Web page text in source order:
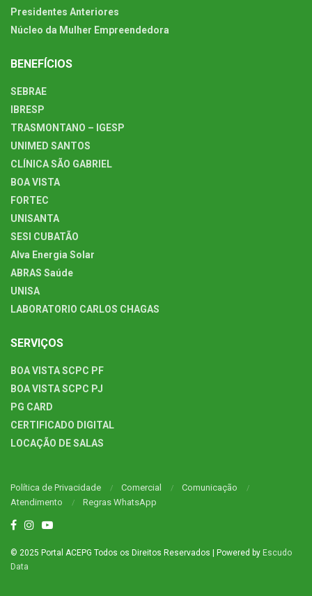
Presidentes Anteriores
Núcleo da Mulher Empreendedora
BENEFÍCIOS
SEBRAE
IBRESP
TRASMONTANO – IGESP
UNIMED SANTOS
CLÍNICA SÃO GABRIEL
BOA VISTA
FORTEC
UNISANTA
SESI CUBATÃO
Alva Energia Solar
ABRAS Saúde
UNISA
LABORATORIO CARLOS CHAGAS
SERVIÇOS
BOA VISTA SCPC PF
BOA VISTA SCPC PJ
PG CARD
CERTIFICADO DIGITAL
LOCAÇÃO DE SALAS
Política de Privacidade Comercial
Comunicação
Atendimento
Regras WhatsApp
© 2025 Portal ACEPG Todos os Direitos Reservados | Powered by Escudo
Data